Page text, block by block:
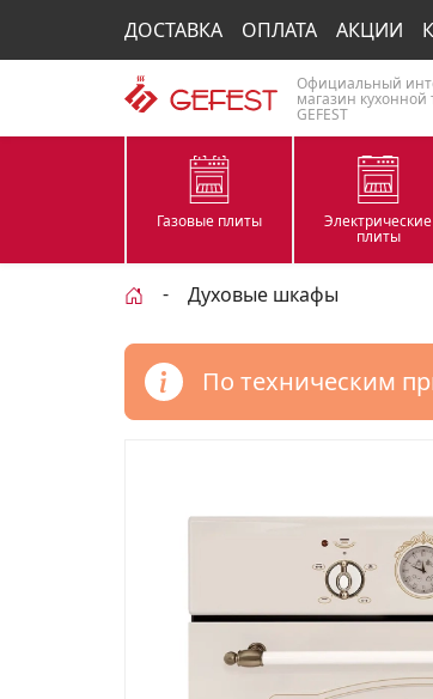
ДОСТАВКА ОПЛАТА АКЦИИ
Официальный
магазин кухонной
GEFEST
Газовые плиты Электрические
плиты
Духовые шкафы
По техническим